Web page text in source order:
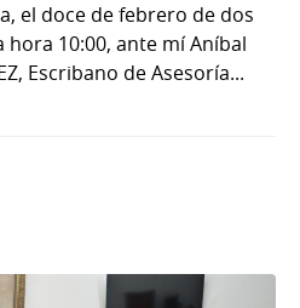
el doce de febrero de dos
10:00, ante mí Aníbal
Escribano de Asesoría...